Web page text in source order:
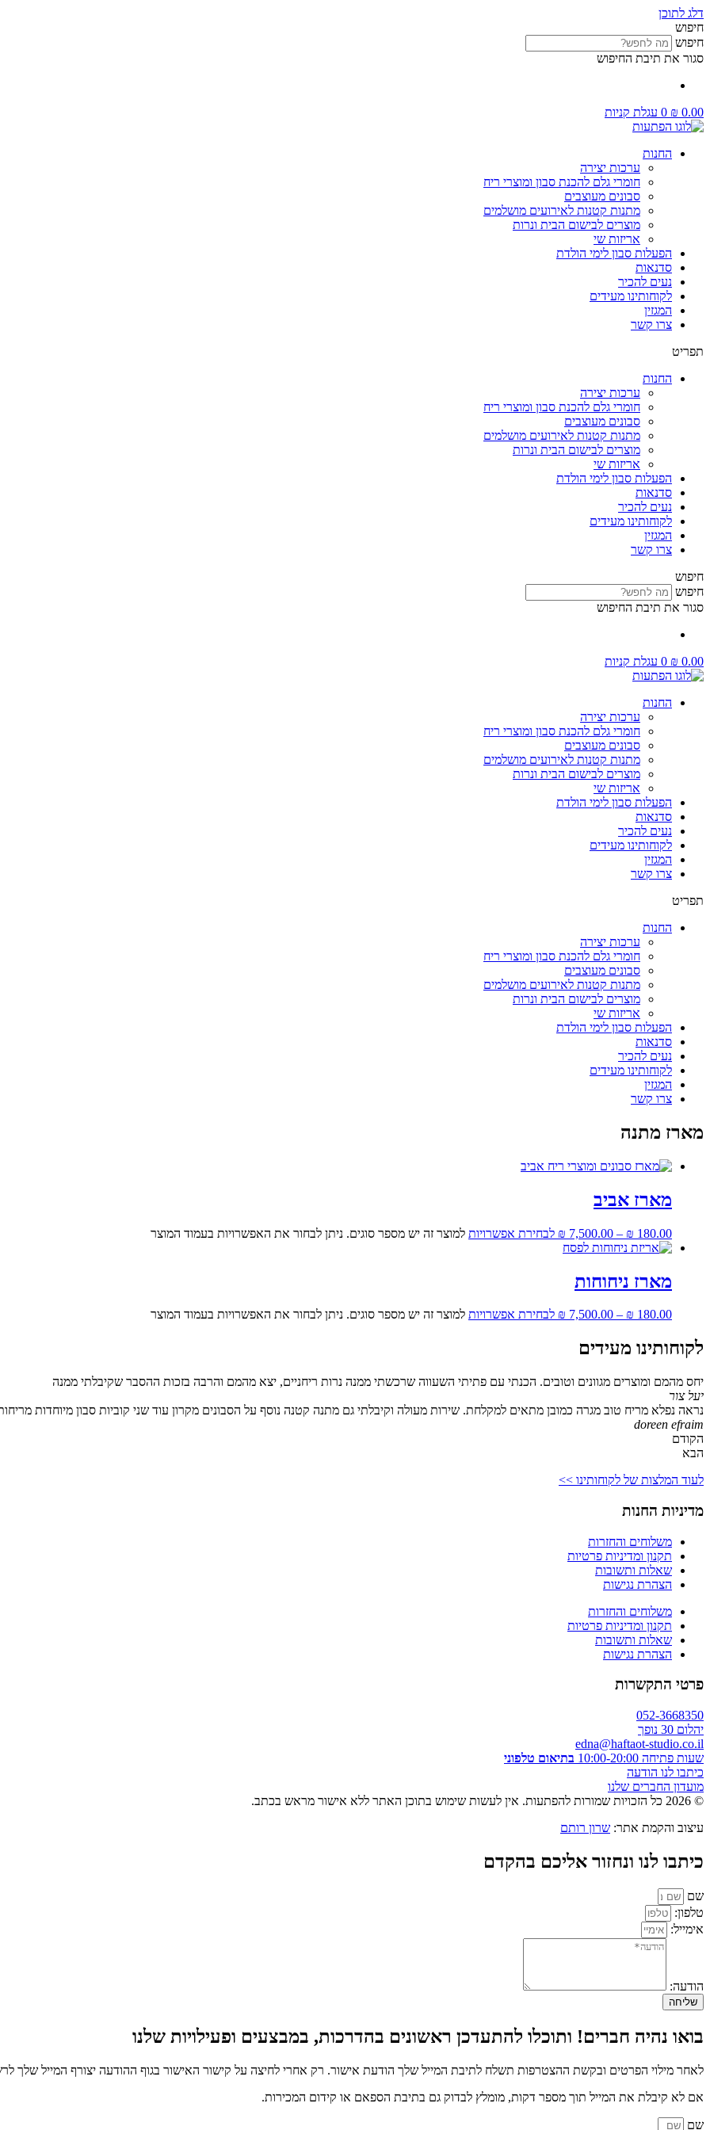
דלג לתוכן
חיפוש
חיפוש
סגור את תיבת החיפוש
₪ 0.00
0 עגלת קניות
החנות
ערכות יצירה
חומרי גלם להכנת סבון ומוצרי ריח
סבונים מעוצבים
מתנות קטנות לאירועים מושלמים
מוצרים לבישום הבית ונרות
אריזות שי
הפעלות סבון לימי הולדת
סדנאות
נעים להכיר
לקוחותינו מעידים
המגזין
צרו קשר
תפריט
החנות
ערכות יצירה
חומרי גלם להכנת סבון ומוצרי ריח
סבונים מעוצבים
מתנות קטנות לאירועים מושלמים
מוצרים לבישום הבית ונרות
אריזות שי
הפעלות סבון לימי הולדת
סדנאות
נעים להכיר
לקוחותינו מעידים
המגזין
צרו קשר
חיפוש
חיפוש
סגור את תיבת החיפוש
₪ 0.00
0 עגלת קניות
החנות
ערכות יצירה
חומרי גלם להכנת סבון ומוצרי ריח
סבונים מעוצבים
מתנות קטנות לאירועים מושלמים
מוצרים לבישום הבית ונרות
אריזות שי
הפעלות סבון לימי הולדת
סדנאות
נעים להכיר
לקוחותינו מעידים
המגזין
צרו קשר
תפריט
החנות
ערכות יצירה
חומרי גלם להכנת סבון ומוצרי ריח
סבונים מעוצבים
מתנות קטנות לאירועים מושלמים
מוצרים לבישום הבית ונרות
אריזות שי
הפעלות סבון לימי הולדת
סדנאות
נעים להכיר
לקוחותינו מעידים
המגזין
צרו קשר
מארז מתנה
מארז אביב
₪ 180.00
–
₪ 7,500.00 לבחירת אפשרויות למוצר זה יש מספר סוגים. ניתן לבחור את האפשרויות בעמוד המוצר
מארז ניחוחות
₪ 180.00
–
₪ 7,500.00 לבחירת אפשרויות למוצר זה יש מספר סוגים. ניתן לבחור את האפשרויות בעמוד המוצר
לקוחותינו מעידים
יחס מהמם ומוצרים מגוונים וטובים. הכנתי עם פתיתי השעווה שרכשתי ממנה נרות ריחניים, יצא מהמם והרבה בזכות ההסבר שקיבלתי ממנה
יעל צור
נראה נפלא מריח טוב מגרה כמובן מתאים למקלחת. שירות מעולה וקיבלתי גם מתנה קטנה נוסף על הסבונים מקרון עוד שני קוביות סבון מיוחדות
doreen efraim
הקודם
הבא
לעוד המלצות של לקוחותינו >>
מדיניות החנות
משלוחים והחזרות
תקנון ומדיניות פרטיות
שאלות ותשובות
הצהרת נגישות
משלוחים והחזרות
תקנון ומדיניות פרטיות
שאלות ותשובות
הצהרת נגישות
פרטי התקשרות
052-3668350
יהלום 30 נופך
edna@haftaot-studio.co.il
שעות פתיחה 10:00-20:00
בתיאום טלפוני
כיתבו לנו הודעה
מועדון החברים שלנו
© 2026 כל הזכויות שמורות להפתעות. אין לעשות שימוש בתוכן האתר ללא אישור מראש בכתב.
עיצוב והקמת אתר: שרון רותם
כיתבו לנו ונחזור אליכם בהקדם
שם
טלפון:
אימייל:
הודעה:
שליחה
בואו נהיה חברים! ותוכלו להתעדכן ראשונים בהדרכות, במבצעים ופעילויות שלנו
לאחר מילוי הפרטים ובקשת ההצטרפות תשלח לתיבת המייל שלך הודעת אישור. רק אחרי לחיצה על קישור האישור בגוף ההודעה יצורף המייל שלך
אם לא קיבלת את המייל תוך מספר דקות, מומלץ לבדוק גם בתיבת הספאם או קידום המכירות.
שם